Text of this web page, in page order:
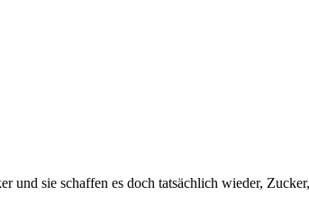
sie schaffen es doch tatsächlich wieder,